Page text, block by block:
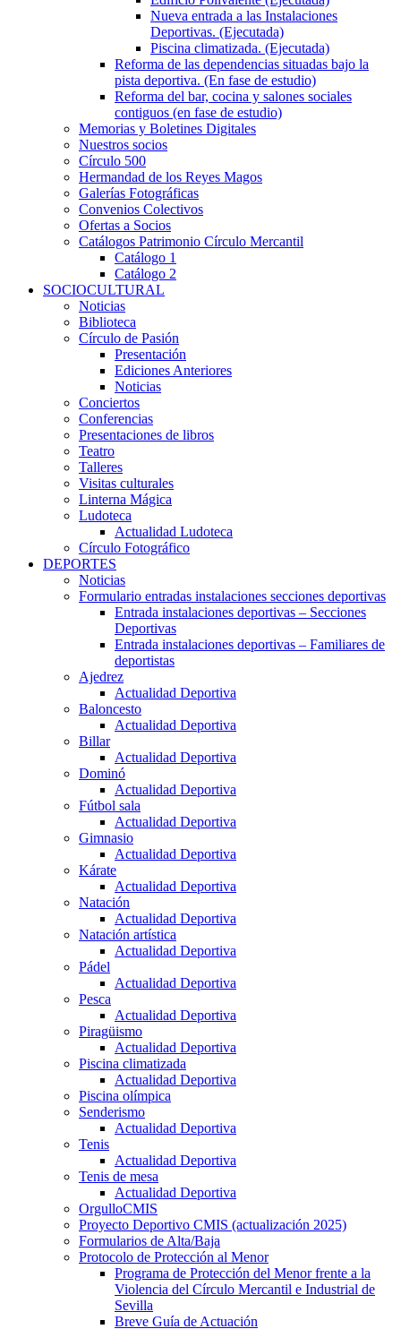
Nueva entrada a las Instalaciones
Deportivas. (Ejecutada)
Piscina climatizada. (Ejecutada)
Reforma de las dependencias situadas bajo la
pista deportiva. (En fase de estudio)
Reforma del bar, cocina y salones sociales
contiguos (en fase de estudio)
Memorias y Boletines Digitales
Nuestros socios
Círculo 500
Hermandad de los Reyes Magos
Galerías Fotográficas
Convenios Colectivos
Ofertas a Socios
Catálogos Patrimonio Círculo Mercantil
Catálogo 1
Catálogo 2
SOCIOCULTURAL
Noticias
Biblioteca
Círculo de Pasión
Presentación
Ediciones Anteriores
Noticias
Conciertos
Conferencias
Presentaciones de libros
Teatro
Talleres
Visitas culturales
Linterna Mágica
Ludoteca
Actualidad Ludoteca
Círculo Fotográfico
DEPORTES
Noticias
Formulario entradas instalaciones secciones deportivas
Entrada instalaciones deportivas – Secciones
Deportivas
Entrada instalaciones deportivas – Familiares de
deportistas
Ajedrez
Actualidad Deportiva
Baloncesto
Actualidad Deportiva
Billar
Actualidad Deportiva
Dominó
Actualidad Deportiva
Fútbol sala
Actualidad Deportiva
Gimnasio
Actualidad Deportiva
Kárate
Actualidad Deportiva
Natación
Actualidad Deportiva
Natación artística
Actualidad Deportiva
Pádel
Actualidad Deportiva
Pesca
Actualidad Deportiva
Piragüismo
Actualidad Deportiva
Piscina climatizada
Actualidad Deportiva
Piscina olímpica
Senderismo
Actualidad Deportiva
Tenis
Actualidad Deportiva
Tenis de mesa
Actualidad Deportiva
OrgulloCMIS
Proyecto Deportivo CMIS (actualización 2025)
Formularios de Alta/Baja
Protocolo de Protección al Menor
Programa de Protección del Menor frente a la
Violencia del Círculo Mercantil e Industrial de
Sevilla
Breve Guía de Actuación